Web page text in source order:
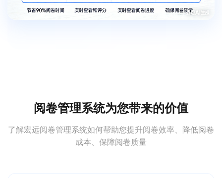
阅卷管理系统为您带来的价值
了解宏远阅卷管理系统如何帮助您提升阅卷效率、降低阅卷
成本、保障阅卷质量